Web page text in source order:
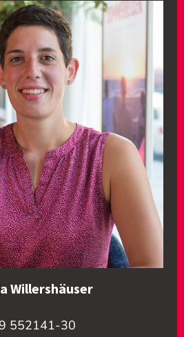
Willershäuser
552141-30